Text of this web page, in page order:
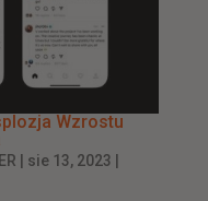
Wzrostu
sie 13, 2023